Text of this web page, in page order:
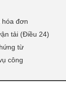
hóa đơn
tải (Điều 24)
từ
công